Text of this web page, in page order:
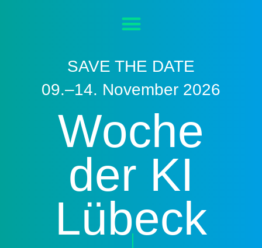
SAVE THE DATE
09.–14. November 2026
Woche
der KI
Lübeck